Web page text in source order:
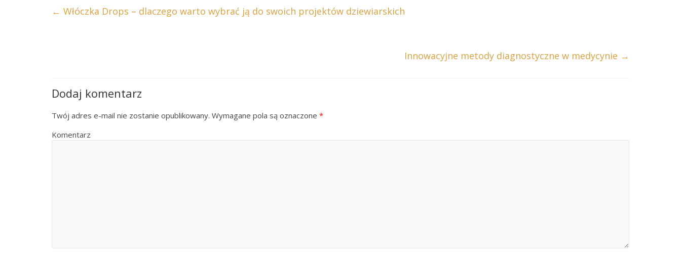
← Włóczka Drops – dlaczego warto wybrać ją do swoich projektów dziewiarskich
Innowacyjne metody diagnostyczne w medycynie →
Dodaj komentarz
Twój adres e-mail nie zostanie opublikowany. Wymagane pola są oznaczone *
Komentarz